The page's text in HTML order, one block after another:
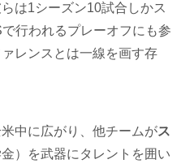
は1シーズン10試合しかス
行われるプレーオフにも参
レンスとは一線を画す存
中に広がり、他チームがス
）を武器にタレントを囲い